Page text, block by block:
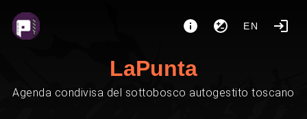
EN
LaPunta
Agenda condivisa del sottobosco autogestito toscano